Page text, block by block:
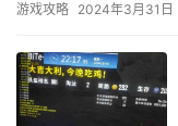
游戏攻略 2024年3月31日